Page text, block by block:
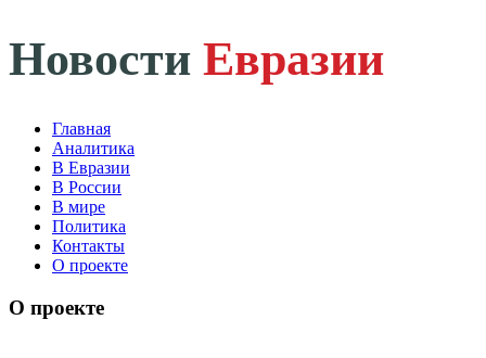
Новости Евразии
Главная
Аналитика
В Евразии
В России
В мире
Политика
Контакты
О проекте
О проекте